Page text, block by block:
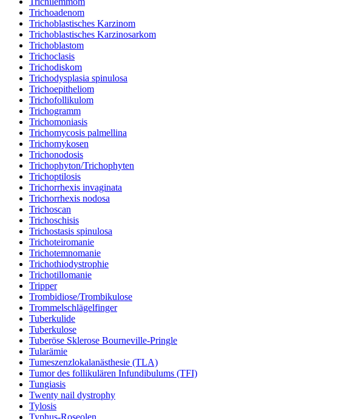
Trichoadenom
Trichoblastisches Karzinom
Trichoblastisches Karzinosarkom
Trichoblastom
Trichoclasis
Trichodiskom
Trichodysplasia spinulosa
Trichoepitheliom
Trichofollikulom
Trichogramm
Trichomoniasis
Trichomycosis palmellina
Trichomykosen
Trichonodosis
Trichophyton/Trichophyten
Trichoptilosis
Trichorrhexis invaginata
Trichorrhexis nodosa
Trichoscan
Trichoschisis
Trichostasis spinulosa
Trichoteiromanie
Trichotemnomanie
Trichothiodystrophie
Trichotillomanie
Tripper
Trombidiose/Trombikulose
Trommelschlägelfinger
Tuberkulide
Tuberkulose
Tuberöse Sklerose Bourneville-Pringle
Tularämie
Tumeszenzlokalanästhesie (TLA)
Tumor des follikulären Infundibulums (TFI)
Tungiasis
Twenty nail dystrophy
Tylosis
Typhus-Roseolen